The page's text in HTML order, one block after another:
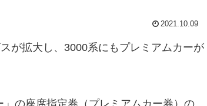
2021.10.09
が拡大し、3000系にもプレミアムカーが